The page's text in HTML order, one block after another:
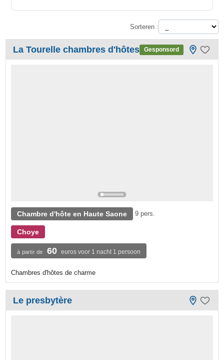
Sorteren :
La Tourelle chambres d'hôtes Gesponsord
Chambre d'hôte en Haute Saone 9 pers.
Choye
à partir de 60 euros voor 1 nacht 1 persoon
Chambres d'hôtes de charme
Le presbytère